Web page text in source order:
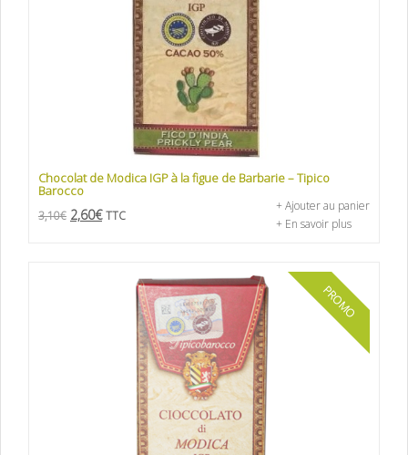
Chocolat de Modica IGP à la figue de Barbarie – Tipico
Barocco
3,10€ 2,60€ TTC
+ Ajouter au panier
+ En savoir plus
PROMO